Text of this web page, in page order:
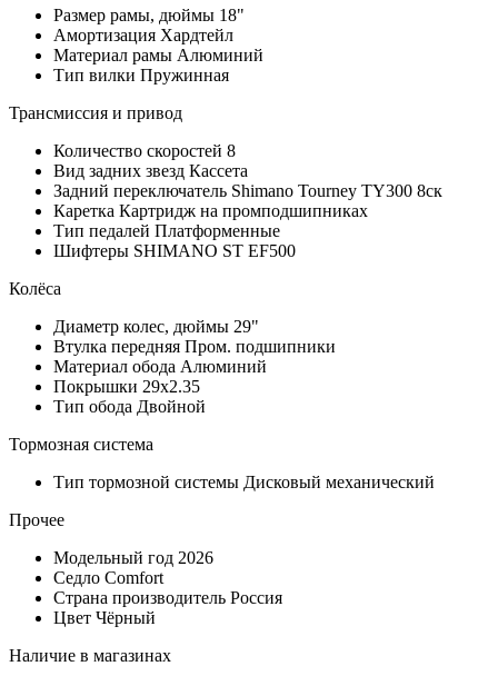
Размер рамы, дюймы 18"
Амортизация Хардтейл
Материал рамы Алюминий
Тип вилки Пружинная
Трансмиссия и привод
Количество скоростей 8
Вид задних звезд Кассета
Задний переключатель Shimano Tourney TY300 8ск
Каретка Картридж на промподшипниках
Тип педалей Платформенные
Шифтеры SHIMANO ST EF500
Колёса
Диаметр колес, дюймы 29"
Втулка передняя Пром. подшипники
Материал обода Алюминий
Покрышки 29х2.35
Тип обода Двойной
Тормозная система
Тип тормозной системы Дисковый механический
Прочее
Модельный год 2026
Седло Comfort
Страна производитель Россия
Цвет Чёрный
Наличие в магазинах